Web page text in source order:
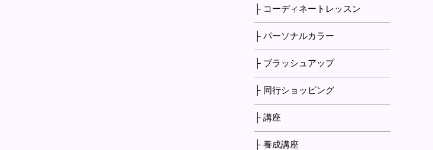
├ コーディネートレッスン
├ パーソナルカラー
├ ブラッシュアップ
├ 同行ショッピング
├ 講座
├ 養成講座